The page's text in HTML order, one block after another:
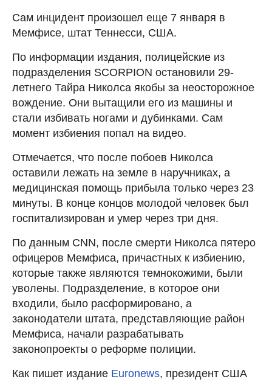
Сам инцидент произошел еще 7 января в
Мемфисе, штат Теннесси, США.
По информации издания, полицейские из
подразделения SCORPION остановили 29-
летнего Тайра Николса якобы за неосторожное
вождение. Они вытащили его из машины и
стали избивать ногами и дубинками. Сам
момент избиения попал на видео.
Отмечается, что после побоев Николса
оставили лежать на земле в наручниках, а
медицинская помощь прибыла только через 23
минуты. В конце концов молодой человек был
госпитализирован и умер через три дня.
По данным CNN, после смерти Николса пятеро
офицеров Мемфиса, причастных к избиению,
которые также являются темнокожими, были
уволены. Подразделение, в которое они
входили, было расформировано, а
законодатели штата, представляющие район
Мемфиса, начали разрабатывать
законопроекты о реформе полиции.
Как пишет издание Euronews, президент США